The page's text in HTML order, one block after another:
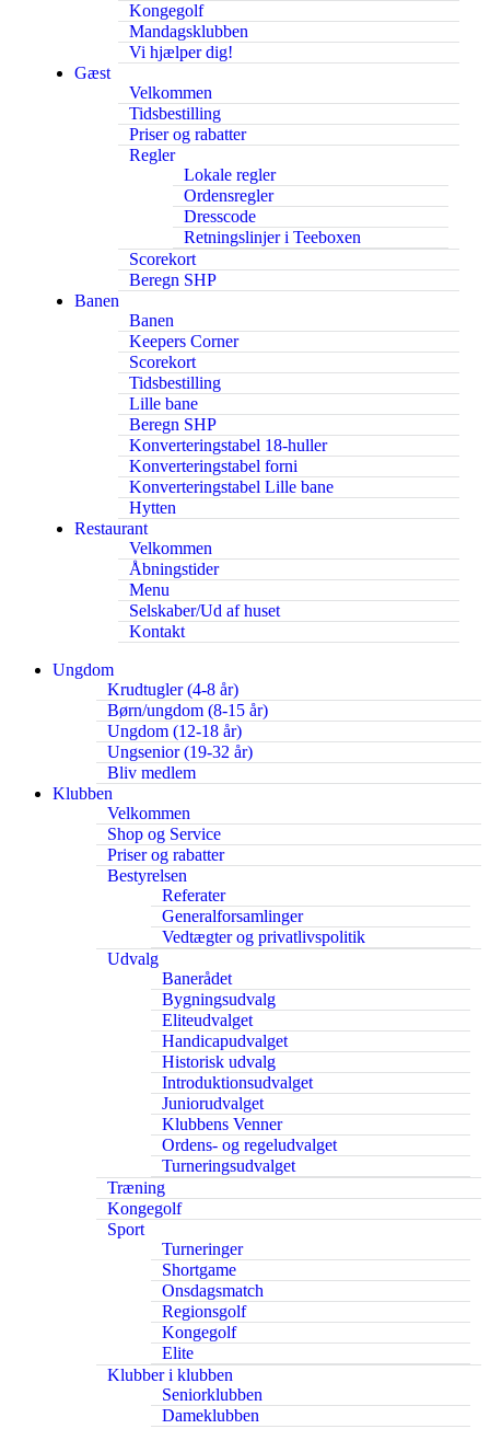
Kongegolf
Mandagsklubben
Vi hjælper dig!
Gæst
Velkommen
Tidsbestilling
Priser og rabatter
Regler
Lokale regler
Ordensregler
Dresscode
Retningslinjer i Teeboxen
Scorekort
Beregn SHP
Banen
Banen
Keepers Corner
Scorekort
Tidsbestilling
Lille bane
Beregn SHP
Konverteringstabel 18-huller
Konverteringstabel forni
Konverteringstabel Lille bane
Hytten
Restaurant
Velkommen
Åbningstider
Menu
Selskaber/Ud af huset
Kontakt
Ungdom
Krudtugler (4-8 år)
Børn/ungdom (8-15 år)
Ungdom (12-18 år)
Ungsenior (19-32 år)
Bliv medlem
Klubben
Velkommen
Shop og Service
Priser og rabatter
Bestyrelsen
Referater
Generalforsamlinger
Vedtægter og privatlivspolitik
Udvalg
Banerådet
Bygningsudvalg
Eliteudvalget
Handicapudvalget
Historisk udvalg
Introduktionsudvalget
Juniorudvalget
Klubbens Venner
Ordens- og regeludvalget
Turneringsudvalget
Træning
Kongegolf
Sport
Turneringer
Shortgame
Onsdagsmatch
Regionsgolf
Kongegolf
Elite
Klubber i klubben
Seniorklubben
Dameklubben